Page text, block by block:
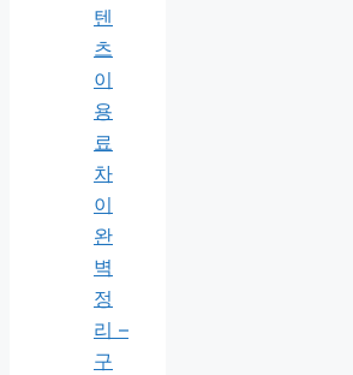
텐
츠
이
용
료
차
이
완
벽
정
리 –
구